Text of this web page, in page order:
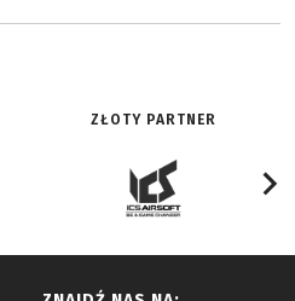
ZŁOTY PARTNER